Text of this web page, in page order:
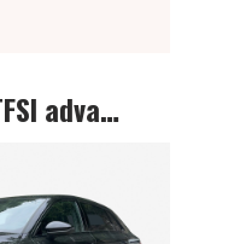
A3 Sportback 35 TFSI advanced Attraction